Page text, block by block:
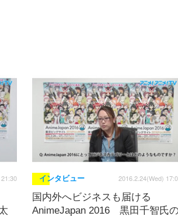
インタビュー 2016.2.24(Wed)
国内外へビジネスも届ける
AnimeJapan 2016 黒田千智氏